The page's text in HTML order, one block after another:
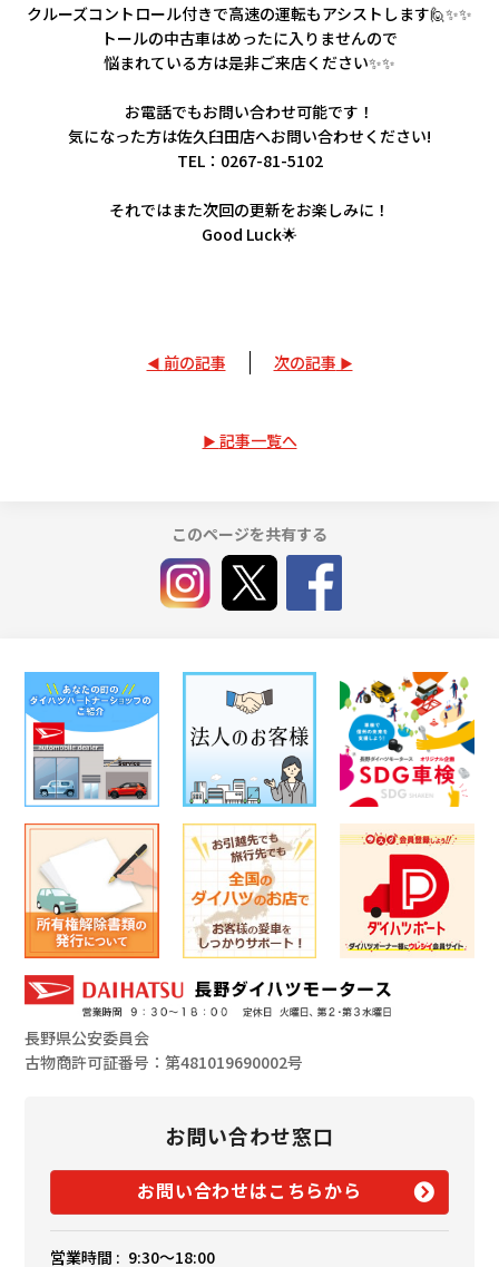
クルーズコントロール付きで高速の運転もアシストします🙋✨✨
トールの中古車はめったに入りませんので
悩まれている方は是非ご来店ください✨✨
お電話でもお問い合わせ可能です！
気になった方は佐久臼田店へお問い合わせください!
TEL：0267-81-5102
それではまた次回の更新をお楽しみに！
Good Luck🌟
前の記事 次の記事
記事一覧へ
このページを共有する
長野県公安委員会
古物商許可証番号：第481019690002号
お問い合わせ窓口
お問い合わせはこちらから
営業時間 : 9:30〜18:00